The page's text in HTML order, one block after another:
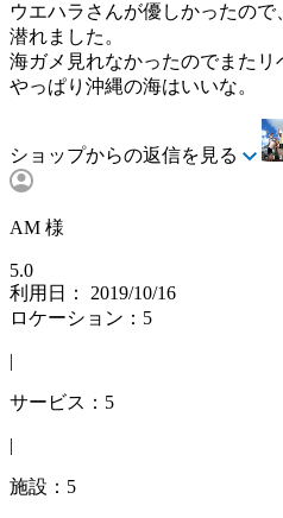
ウエハラさんが優しかったの
潜れました。
海ガメ見れなかったのでまたリ
やっぱり沖縄の海はいいな。
ショップからの返信を見る
AM 様
5.0
利用日： 2019/10/16
ロケーション：5
|
サービス：5
|
施設：5